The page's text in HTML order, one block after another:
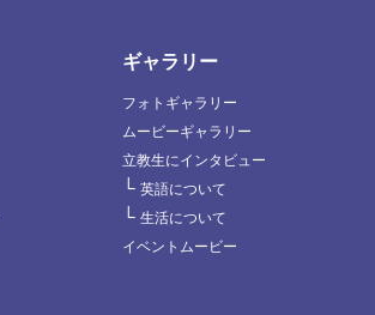
ギャラリー
フォトギャラリー
ムービーギャラリー
立教生にインタビュー
└ 英語について
└ 生活について
イベントムービー